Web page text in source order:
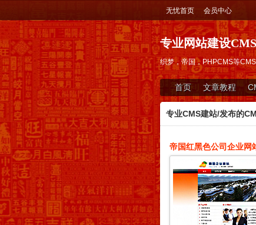
无忧首页 会员中心
专业网站建设
织梦，帝国，PHPCMS等
首页 文章教程
专业CMS建站/发布的
帝国红黑色公司企业网
11:27)